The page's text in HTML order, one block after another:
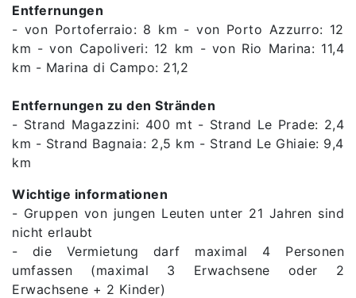
Entfernungen
- von Portoferraio: 8 km - von Porto Azzurro: 12
km - von Capoliveri: 12 km - von Rio Marina: 11,4
km - Marina di Campo: 21,2
Entfernungen zu den Stränden
- Strand Magazzini: 400 mt - Strand Le Prade: 2,4
km - Strand Bagnaia: 2,5 km - Strand Le Ghiaie: 9,4
km
Wichtige informationen
- Gruppen von jungen Leuten unter 21 Jahren sind
nicht erlaubt
- die Vermietung darf maximal 4 Personen
umfassen (maximal 3 Erwachsene oder 2
Erwachsene + 2 Kinder)